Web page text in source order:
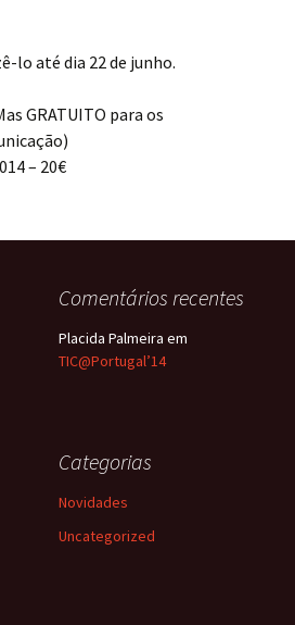
lo até dia 22 de junho.
GRATUITO para os
– 20€
Comentários recentes
Placida Palmeira em
TIC@Portugal’14
Categorias
Novidades
Uncategorized